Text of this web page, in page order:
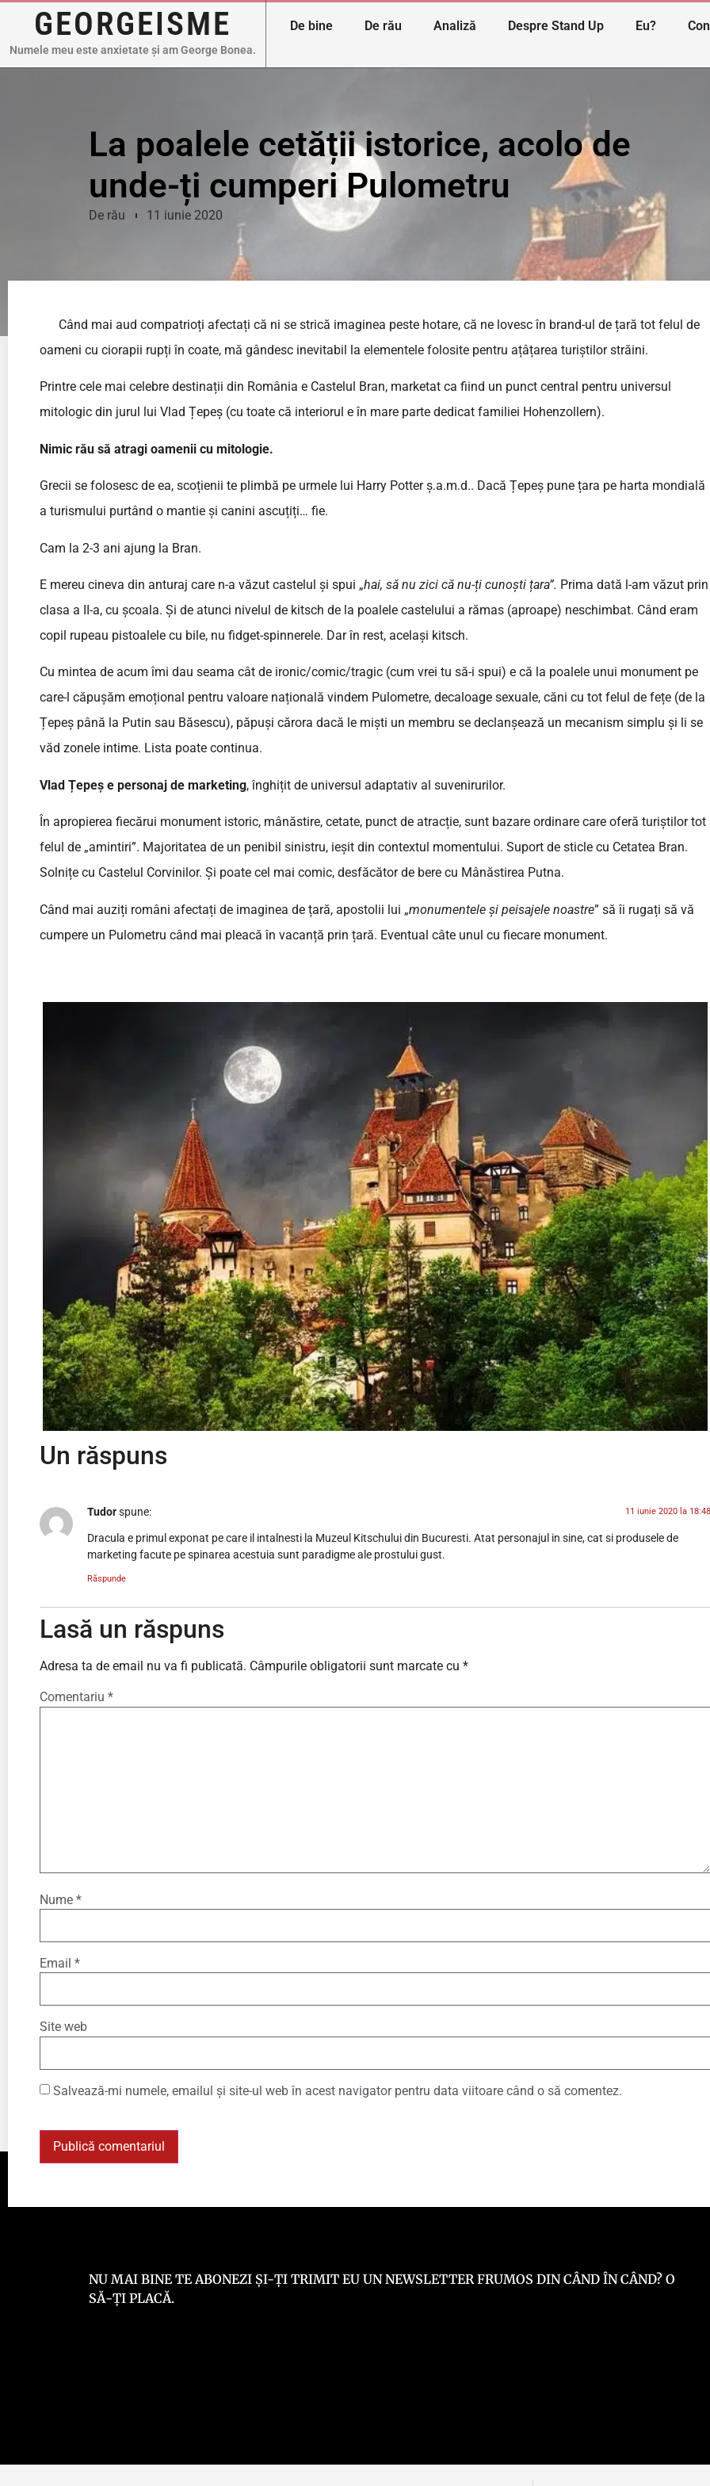
GEORGEISME
Numele meu este anxietate și am George Bonea.
De bine De rău Analiză Despre Stand Up Eu?
La poalele cetății istorice, acolo de
unde-ți cumperi Pulometru
De rău 11 iunie 2020
Când mai aud compatrioți afectați că ni se strică imaginea peste hotare, că ne lovesc în brand-ul de țară tot felul de
oameni cu ciorapii rupți în coate, mă gândesc inevitabil la elementele folosite pentru ațâțarea turiștilor străini.
Printre cele mai celebre destinații din România e Castelul Bran, marketat ca fiind un punct central pentru universul
mitologic din jurul lui Vlad Țepeș (cu toate că interiorul e în mare parte dedicat familiei Hohenzollern).
Nimic rău să atragi oamenii cu mitologie.
Grecii se folosesc de ea, scoțienii te plimbă pe urmele lui Harry Potter ș.a.m.d.. Dacă Țepeș pune țara pe harta mondială
a turismului purtând o mantie și canini ascuțiți… fie.
Cam la 2-3 ani ajung la Bran.
E mereu cineva din anturaj care n-a văzut castelul și spui „hai, să nu zici că nu-ți cunoști țara”. Prima dată l-am văzut prin
clasa a II-a, cu școala. Și de atunci nivelul de kitsch de la poalele castelului a rămas (aproape) neschimbat. Când eram
copil rupeau pistoalele cu bile, nu fidget-spinnerele. Dar în rest, același kitsch.
Cu mintea de acum îmi dau seama cât de ironic/comic/tragic (cum vrei tu să-i spui) e că la poalele unui monument pe
care-l căpușăm emoțional pentru valoare națională vindem Pulometre, decaloage sexuale, căni cu tot felul de fețe (de la
Țepeș până la Putin sau Băsescu), păpuși cărora dacă le miști un membru se declanșează un mecanism simplu și li se
văd zonele intime. Lista poate continua.
Vlad Țepeș e personaj de marketing, înghițit de universul adaptativ al suvenirurilor.
În apropierea fiecărui monument istoric, mânăstire, cetate, punct de atracție, sunt bazare ordinare care oferă turiștilor tot
felul de „amintiri”. Majoritatea de un penibil sinistru, ieșit din contextul momentului. Suport de sticle cu Cetatea Bran.
Solnițe cu Castelul Corvinilor. Și poate cel mai comic, desfăcător de bere cu Mânăstirea Putna.
Când mai auziți români afectați de imaginea de țară, apostolii lui „monumentele și peisajele noastre” să îi rugați să vă
cumpere un Pulometru când mai pleacă în vacanță prin țară. Eventual câte unul cu fiecare monument.
Un răspuns
Tudorspune: 11 iunie 2020 la 18:48
Dracula e primul exponat pe care il intalnesti la Muzeul Kitschului din Bucuresti. Atat personajul in sine, cat si produsele de
marketing facute pe spinarea acestuia sunt paradigme ale prostului gust.
Răspunde
Lasă un răspuns
Adresa ta de email nu va fi publicată. Câmpurile obligatorii sunt marcate cu *
Comentariu *
Nume *
Email *
Site web
Salvează-mi numele, emailul și site-ul web în acest navigator pentru data viitoare când o să comentez.
NU MAI BINE TE ABONEZI ȘI-ȚI TRIMIT EU UN NEWSLETTER FRUMOS DIN CÂND ÎN CÂND? O
SĂ-ȚI PLACĂ.